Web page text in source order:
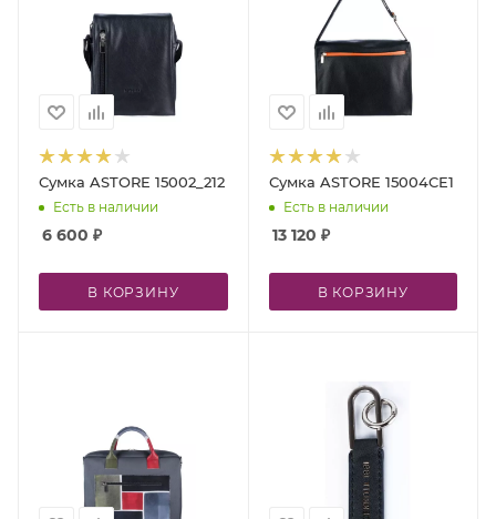
Сумка ASTORE 15002_212
Есть в наличии
6 600 ₽
В КОРЗИНУ
Сумка ASTORE 15004CE1
Есть в наличии
13 120 ₽
В КОРЗИНУ